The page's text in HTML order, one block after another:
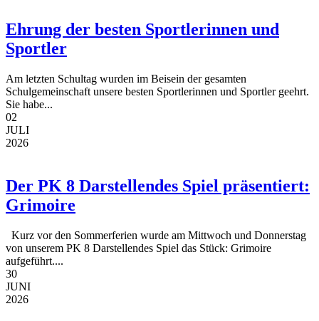
Ehrung der besten Sportlerinnen und
Sportler
Am letzten Schultag wurden im Beisein der gesamten
Schulgemeinschaft unsere besten Sportlerinnen und Sportler geehrt.
Sie habe...
02
JULI
2026
Der PK 8 Darstellendes Spiel präsentiert:
Grimoire
Kurz vor den Sommerferien wurde am Mittwoch und Donnerstag
von unserem PK 8 Darstellendes Spiel das Stück: Grimoire
aufgeführt....
30
JUNI
2026